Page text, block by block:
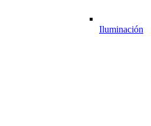
Iluminación